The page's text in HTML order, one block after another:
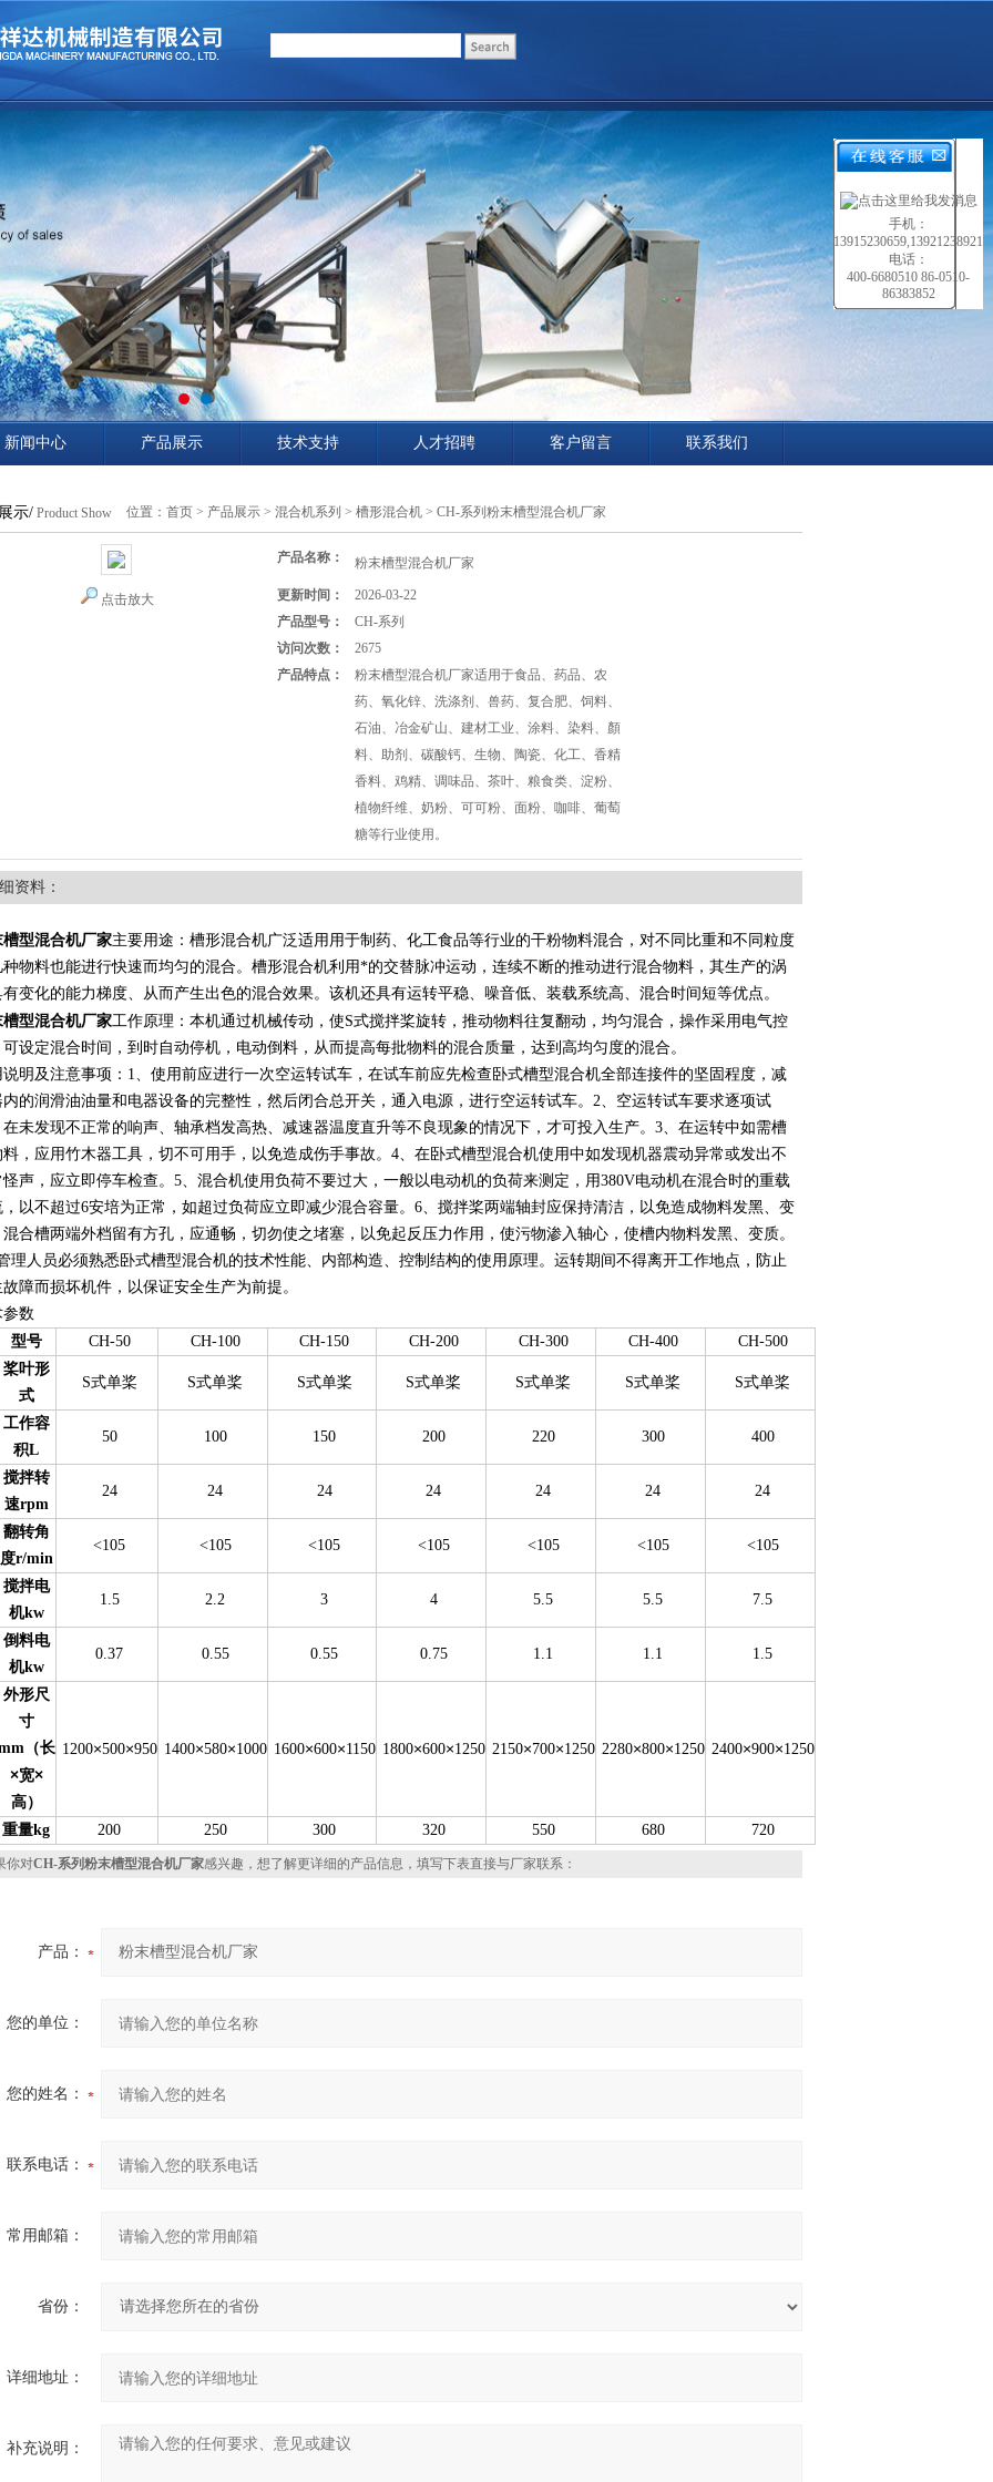
新闻中心 产品展示 技术支持 人才招聘 客户留言 联系我们
示/ Product Show 位置： 首页 > 产品展示 > 混合机系列 > 槽形混合机 > CH-系列粉末槽型混合机厂家
点击放大
产品名称： 粉末槽型混合机厂家
更新时间：
2026-03-22
产品型号：
CH-系列
访问次数：
2675
产品特点：
粉末槽型混合机厂家适用于食品、药品、农
药、氧化锌、洗涤剂、兽药、复合肥、饲料、
石油、冶金矿山、建材工业、涂料、染料、顏
料、助剂、碳酸钙、生物、陶瓷、化工、香精
香料、鸡精、调味品、茶叶、粮食类、淀粉、
植物纤维、奶粉、可可粉、面粉、咖啡、葡萄
糖等行业使用。
资料：
槽型混合机厂家主要用途：槽形混合机广泛适用用于制药、化工食品等行业的干粉物料混合，对不同比重和不同粒度
种物料也能进行快速而均匀的混合。槽形混合机利用*的交替脉冲运动，连续不断的推动进行混合物料，其生产的涡
有变化的能力梯度、从而产生出色的混合效果。该机还具有运转平稳、噪音低、装载系统高、混合时间短等优点。
槽型混合机厂家工作原理：本机通过机械传动，使S式搅拌桨旋转，推动物料往复翻动，均匀混合，操作采用电气控
设定混合时间，到时自动停机，电动倒料，从而提高每批物料的混合质量，达到高均匀度的混合。
说明及注意事项：1、使用前应进行一次空运转试车，在试车前应先检查卧式槽型混合机全部连接件的坚固程度，减
内的润滑油油量和电器设备的完整性，然后闭合总开关，通入电源，进行空运转试车。2、空运转试车要求逐项试
在未发现不正常的响声、轴承档发高热、减速器温度直升等不良现象的情况下，才可投入生产。3、在运转中如需槽
料，应用竹木器工具，切不可用手，以免造成伤手事故。4、在卧式槽型混合机使用中如发现机器震动异常或发出不
怪声，应立即停车检查。5、混合机使用负荷不要过大，一般以电动机的负荷来测定，用380V电动机在混合时的重载
，以不超过6安培为正常，如超过负荷应立即减少混合容量。6、搅拌桨两端轴封应保持清洁，以免造成物料发黑、变
混合槽两端外档留有方孔，应通畅，切勿使之堵塞，以免起反压力作用，使污物渗入轴心，使槽内物料发黑、变质。
理人员必须熟悉卧式槽型混合机的技术性能、内部构造、控制结构的使用原理。运转期间不得离开工作地点，防止
障而损坏机件，以保证安全生产为前提。
数
型号
CH-50 CH-100 CH-150 CH-200 CH-300 CH-400
CH-500
桨叶形
式
S式单桨 S式单桨 S式单桨 S式单桨 S式单桨 S式单桨 S式单桨
工作容
积L
50 100 150 200 220 300 400
搅拌转
速rpm
24 24 24 24 24 24 24
翻转角
度r/min
<105 <105 <105 <105 <105 <105 <105
搅拌电
机kw
1.5 2.2 3 4 5.5 5.5 7.5
倒料电
机kw
0.37 0.55 0.55 0.75 1.1 1.1 1.5
外形尺
寸
（长
×宽×
高）
1200×500×950 1400×580×1000 1600×600×1150 1800×600×1250 2150×700×1250 2280×800×1250 2400×900×1250
重量kg 200 250 300 320 550 680 720
对CH-系列粉末槽型混合机厂家感兴趣，想了解更详细的产品信息，填写下表直接与厂家联系：
产品：
您的单位：
您的姓名：
联系电话：
常用邮箱：
省份：
详细地址：
补充说明：
手机：
13915230659,13921238921
电话：
400-6680510 86-0510-
86383852